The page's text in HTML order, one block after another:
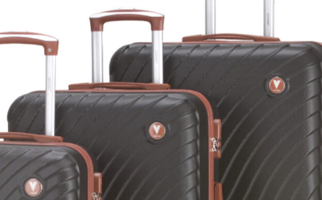
детских чемоданов
Бьюти-кейсы
САКВОЯЖИ
Сумки для ноутбуков
Сумки-тележки
хозяйственные
Сумки-рюкзаки на
колёсах
Сумки детские
рыбалки